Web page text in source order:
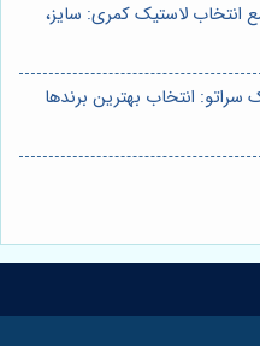
انتخاب لاستیک کمری: سایز،
انتخاب بهترین برندها